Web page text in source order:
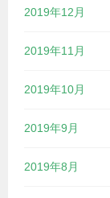
2019年12月
2019年11月
2019年10月
2019年9月
2019年8月